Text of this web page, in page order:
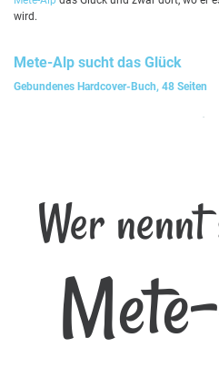
wird.
Mete-Alp sucht das Glück
Gebundenes Hardcover-Buch, 48 Seiten
Wer